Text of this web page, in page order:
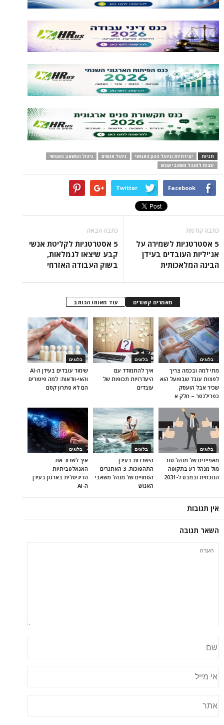
תגיות יצירתיות וניהול ההון האנושי ניהול אנשים
ניהול המשאב האנושי
עצות למנהל משאבי אנוש
Facebook
Twitter
כתבה קודמת
5 אסטרטגיות לשמירה על
אג'יליות העובדים בעידן
הבינה המלאכותית
כתבה הבאה
5 אסטרטגיות לקליטת אנשי
קבע שיצאו לגמלאות,
בשוק העבודה האזרחי
מאמרים קשורים עוד מאותו הכותב
בלוגים
שימור עובדים בעידן ה-AI
והאי-וודאות: למה פיטורים
הם לא פתרון קסם
בלוגים
איך להתמודד עם
היעדרויות תכופות של
עובדים
בלוגים
מתי למה ובכמה צריך
לפצות עובד שבפועל הוא
שכיר אבל הועסק
כפרילנסר – חלק א
בלוגים
איך לשרוד את
האנאלפביתיוּת
הדיגיטלית בארגון בעידן
ה-AI
בלוגים
הישרדות בעידן
התהפוכות: 3 האתגרים
הסמויים של מנהל משאבי
האנוש
בלוגים
מאפיינים של מנהל טוב
מול מנהל רע בתקופה
הנוכחית ובמבט ל-2031
אין תגובות
השאר תגובה